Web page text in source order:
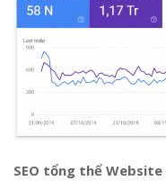
SEO tổng thể Website